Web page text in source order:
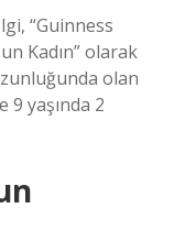
“Guinness
Kadın” olarak
olan
9 yaşında 2